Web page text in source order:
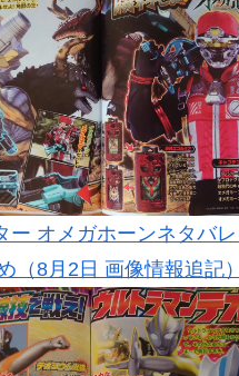
ー オメガホーンネタバ
（8月2日 画像情報追記）